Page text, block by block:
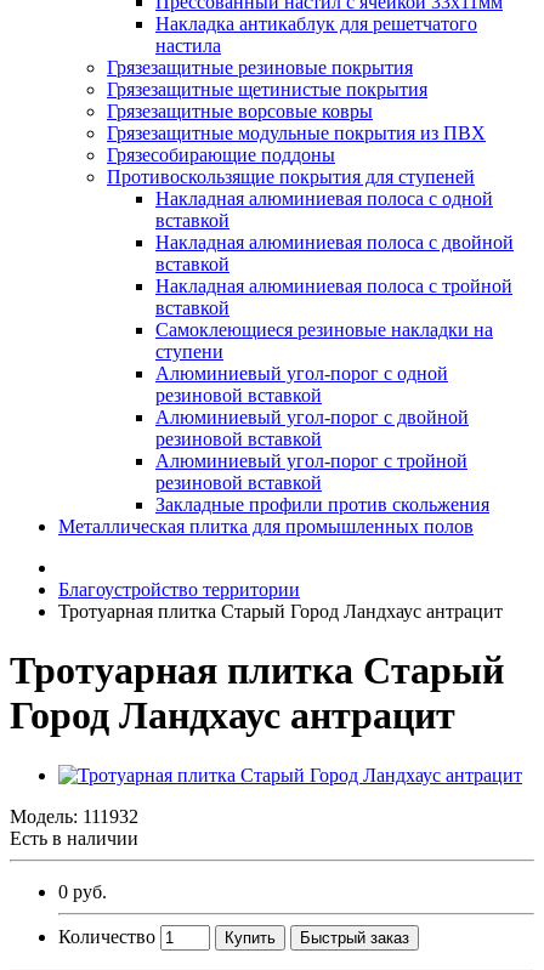
Накладка антикаблук для решетчатого
настила
Грязезащитные резиновые покрытия
Грязезащитные щетинистые покрытия
Грязезащитные ворсовые ковры
Грязезащитные модульные покрытия из ПВХ
Грязесобирающие поддоны
Противоскользящие покрытия для ступеней
Накладная алюминиевая полоса с одной
вставкой
Накладная алюминиевая полоса с двойной
вставкой
Накладная алюминиевая полоса с тройной
вставкой
Самоклеющиеся резиновые накладки на
ступени
Алюминиевый угол-порог с одной
резиновой вставкой
Алюминиевый угол-порог с двойной
резиновой вставкой
Алюминиевый угол-порог с тройной
резиновой вставкой
Закладные профили против скольжения
Металлическая плитка для промышленных полов
Благоустройство территории
Тротуарная плитка Старый Город Ландхаус антрацит
Тротуарная плитка Старый
Город Ландхаус антрацит
Модель: 111932
Есть в наличии
0 руб.
Количество Купить Быстрый заказ